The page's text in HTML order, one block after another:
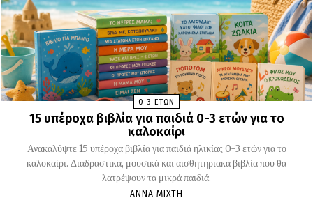
0-3 ΕΤΏΝ
15 υπέροχα βιβλία για παιδιά 0-3 ετών για το
καλοκαίρι
Ανακαλύψτε 15 υπέροχα βιβλία για παιδιά ηλικίας 0-3 ετών για το
καλοκαίρι. Διαδραστικά, μουσικά και αισθητηριακά βιβλία που θα
λατρέψουν τα μικρά παιδιά.
ΆΝΝΑ ΜΊΧΤΗ